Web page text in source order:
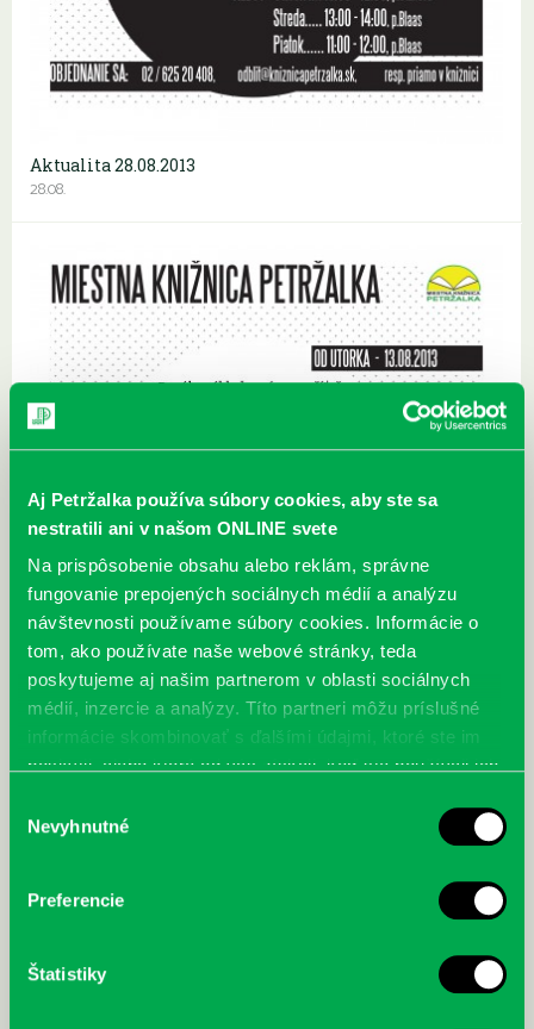
Aj Petržalka používa súbory cookies, aby ste sa
nestratili ani v našom ONLINE svete
Na prispôsobenie obsahu alebo reklám, správne
fungovanie prepojených sociálnych médií a analýzu
návštevnosti používame súbory cookies. Informácie o
tom, ako používate naše webové stránky, teda
poskytujeme aj našim partnerom v oblasti sociálnych
médií, inzercie a analýzy. Títo partneri môžu príslušné
informácie skombinovať s ďalšími údajmi, ktoré ste im
poskytli, alebo ktoré od vás získali, keď ste používali ich
súhlasu
Nevyhnutné
Preferencie
Štatistiky
Aktualita 28.08.2013
28.08.
28.08.
Miestna knižnica Petržalka – pobočka Dudova 2 pozýva všetkých